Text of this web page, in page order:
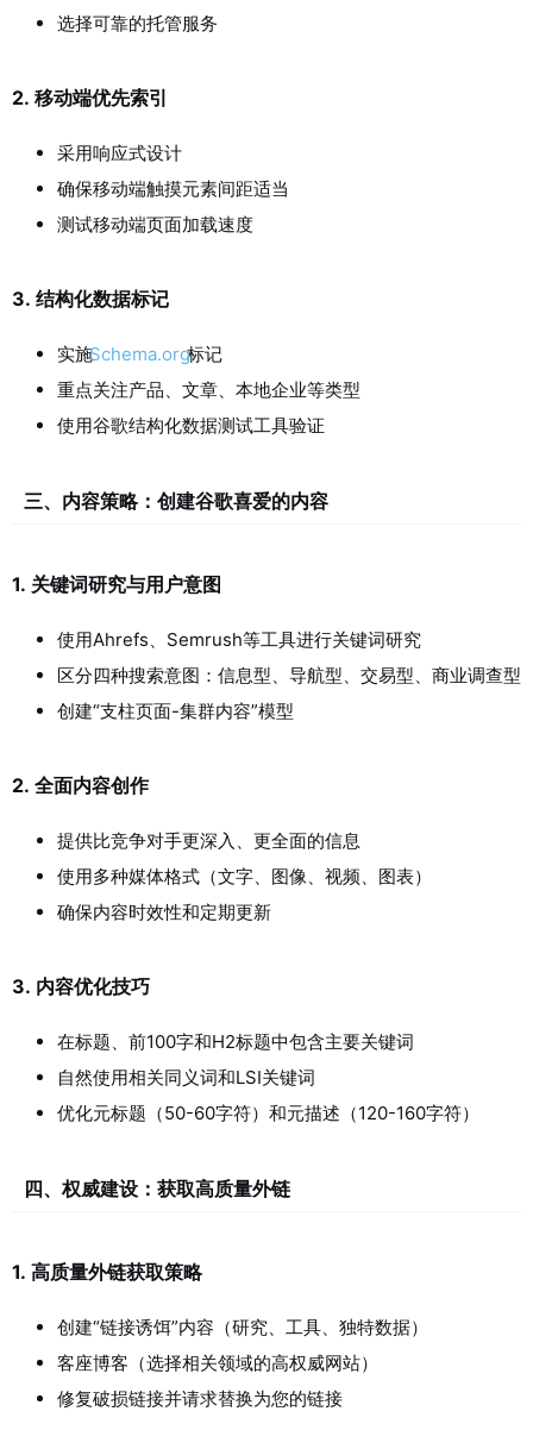
选择可靠的托管服务
2. 移动端优先索引
采用响应式设计
确保移动端触摸元素间距适当
测试移动端页面加载速度
3. 结构化数据标记
实施Schema.org标记
重点关注产品、文章、本地企业等类型
使用谷歌结构化数据测试工具验证
三、内容策略：创建谷歌喜爱的内容
1. 关键词研究与用户意图
使用Ahrefs、Semrush等工具进行关键词研究
区分四种搜索意图：信息型、导航型、交易型、商业调查型
创建“支柱页面-集群内容”模型
2. 全面内容创作
提供比竞争对手更深入、更全面的信息
使用多种媒体格式（文字、图像、视频、图表）
确保内容时效性和定期更新
3. 内容优化技巧
在标题、前100字和H2标题中包含主要关键词
自然使用相关同义词和LSI关键词
优化元标题（50-60字符）和元描述（120-160字符）
四、权威建设：获取高质量外链
1. 高质量外链获取策略
创建“链接诱饵”内容（研究、工具、独特数据）
客座博客（选择相关领域的高权威网站）
修复破损链接并请求替换为您的链接